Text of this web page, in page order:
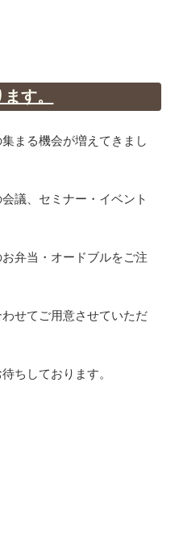
す。
まる機会が増えてきまし
議、セミナー・イベント
弁当・オードブルをご注
せてご用意させていただ
ちしております。